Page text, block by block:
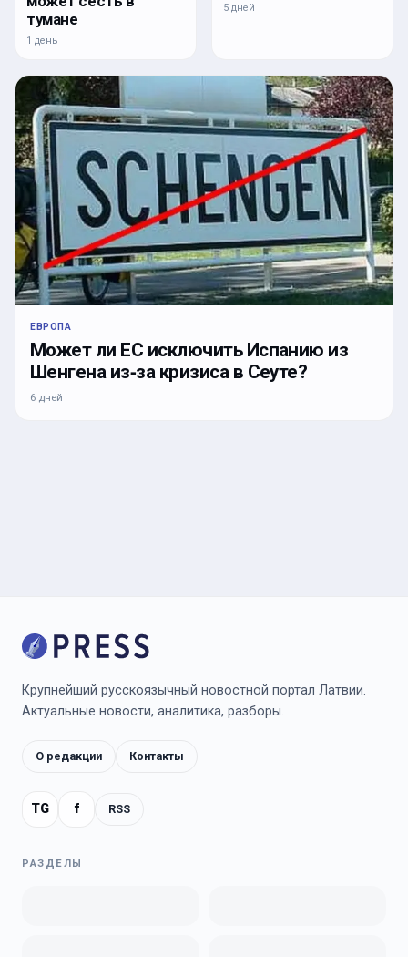
тумане
1 день
5 дней
ЕВРОПА
Может ли ЕС исключить Испанию из
Шенгена из‑за кризиса в Сеуте?
6 дней
Крупнейший русскоязычный новостной портал Латвии.
Актуальные новости, аналитика, разборы.
О редакции Контакты
TG f RSS
РАЗДЕЛЫ